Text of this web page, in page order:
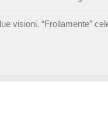
visioni. “Frollamente”